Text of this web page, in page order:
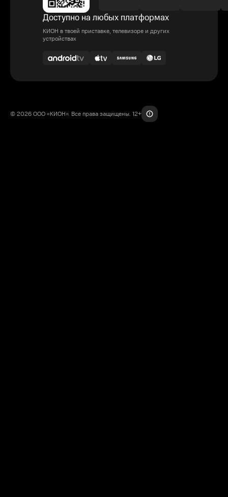
Доступно на любых платформах
КИОН в твоей приставке, телевизоре и других
устройствах
© 2026 ООО «КИОН». Все права защищены. 12+